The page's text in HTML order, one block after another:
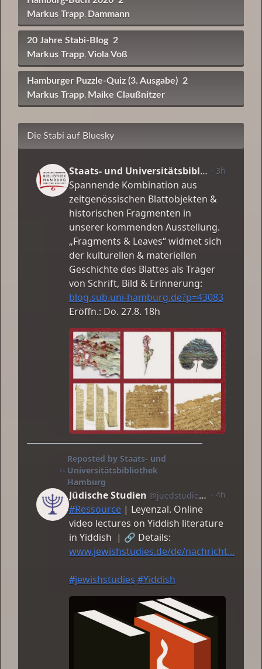
Markus Trapp, Dammann
20 Jahre Stabi-Blog 2
Markus Trapp, Viola Voß
Hamburger Puzzle-Quiz (3. Ausgabe) 2
Markus Trapp, Maike Claußnitzer
Die Stabi auf Bluesky